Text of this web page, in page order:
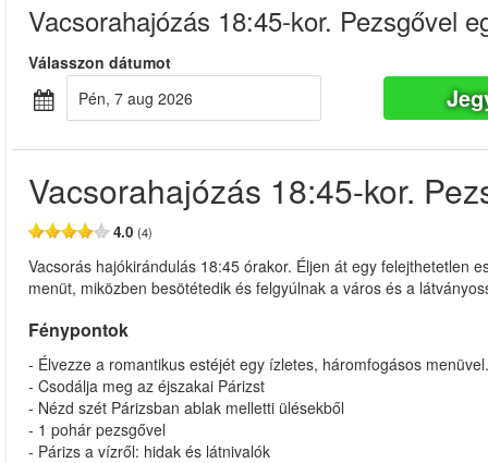
Vacsorahajózás 18:45-kor. Pezsgővel
Válasszon dátumot
pén, 7 aug 2026
Vacsorahajózás 18:45-kor.
4.0 (4)
Vacsorás hajókirándulás 18:45 órakor. Éljen át egy felejthetetlen
menüt, miközben besötétedik és felgyúlnak a város és a
Fénypontok
- Élvezze a romantikus estéjét egy ízletes, háromfogásos
- Csodálja meg az éjszakai Párizst
- Nézd szét Párizsban ablak melletti ülésekből
- 1 pohár pezsgővel
- Párizs a vízről: hidak és látnivalók